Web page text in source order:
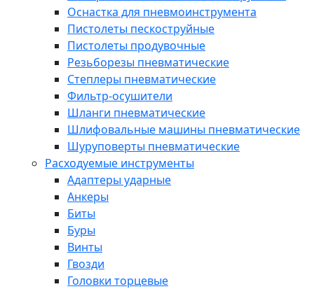
Оснастка для пневмоинструмента
Пистолеты пескоструйные
Пистолеты продувочные
Резьборезы пневматические
Степлеры пневматические
Фильтр-осушители
Шланги пневматические
Шлифовальные машины пневматические
Шуруповерты пневматические
Расходуемые инструменты
Адаптеры ударные
Анкеры
Биты
Буры
Винты
Гвозди
Головки торцевые